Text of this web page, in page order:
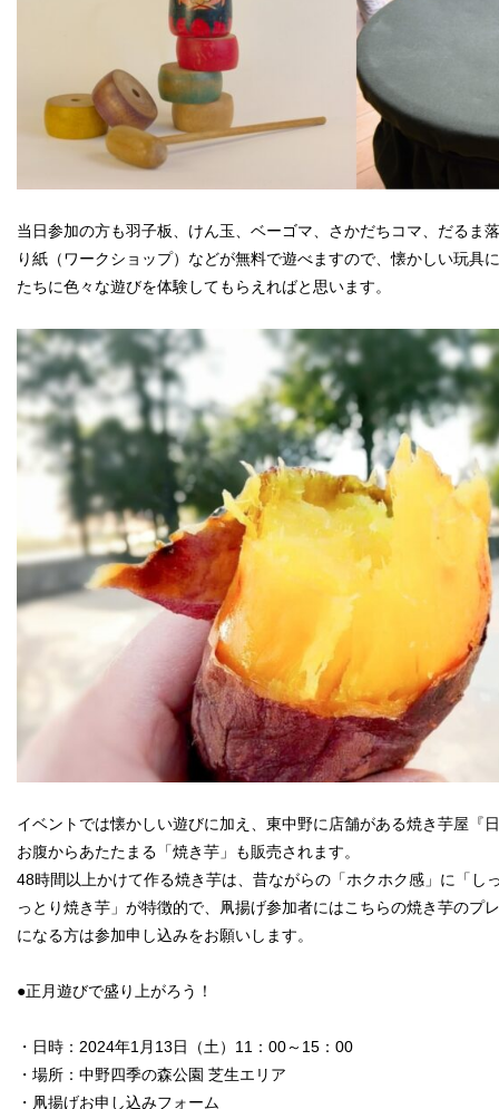
当日参加の方も羽子板、けん玉、ベーゴマ、さかだちコマ、だるま
り紙（ワークショップ）などが無料で遊べますので、懐かしい玩具
たちに色々な遊びを体験してもらえればと思います。
イベントでは懐かしい遊びに加え、東中野に店舗がある焼き芋屋『
お腹からあたたまる「焼き芋」も販売されます。
48時間以上かけて作る焼き芋は、昔ながらの「ホクホク感」に「し
っとり焼き芋」が特徴的で、凧揚げ参加者にはこちらの焼き芋のプ
になる方は参加申し込みをお願いします。
●正月遊びで盛り上がろう！
・日時：2024年1月13日（土）11：00～15：00
・場所：中野四季の森公園 芝生エリア